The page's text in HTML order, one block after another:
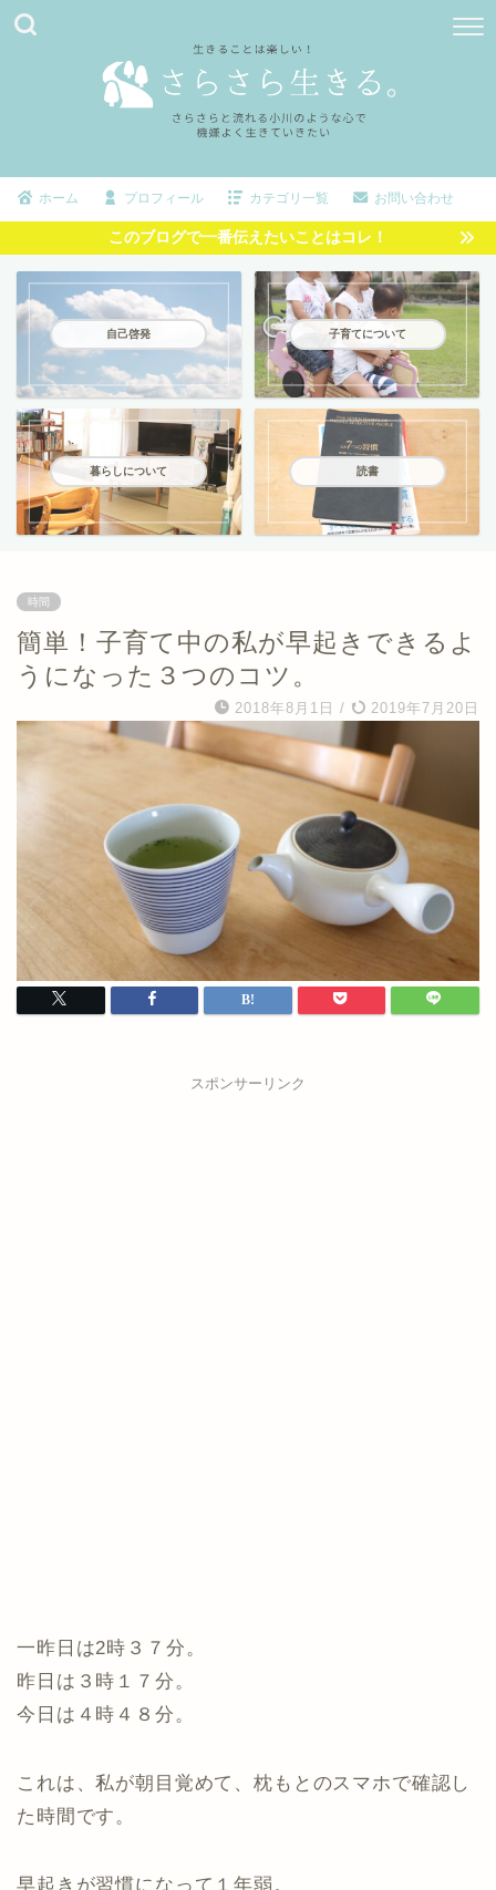
ホーム プロフィール カテゴリ一覧 お問い合わせ
このブログで一番伝えたいことはコレ！
自己啓発 子育てについて
暮らしについて 読書
時間
簡単！子育て中の私が早起きできるよ
うになった３つのコツ。
2018年8月1日 / 2019年7月20日
スポンサーリンク
一昨日は2時３７分。
昨日は３時１７分。
今日は４時４８分。
これは、私が朝目覚めて、枕もとのスマホで確認し
た時間です。
早起きが習慣になって１年弱。